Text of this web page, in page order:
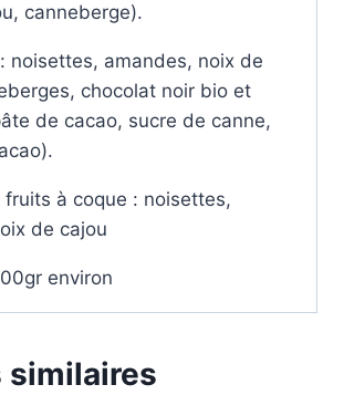
canneberge).
noisettes, amandes, noix de
chocolat noir bio et
de cacao, sucre de canne,
fruits à coque : noisettes,
de cajou
environ
similaires